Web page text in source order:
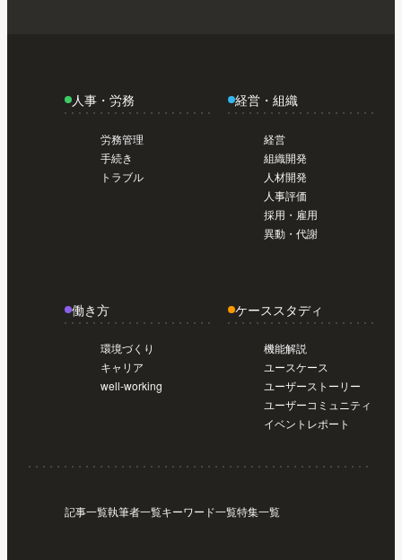
人事・労務
労務管理
手続き
トラブル
経営・組織
経営
組織開発
人材開発
人事評価
採用・雇用
異動・代謝
働き方
環境づくり
キャリア
well-working
ケーススタディ
機能解説
ユースケース
ユーザーストーリー
ユーザーコミュニティ
イベントレポート
記事一覧執筆者一覧キーワード一覧特集一覧